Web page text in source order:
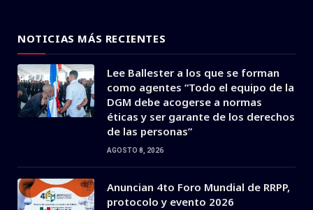
NOTICIAS MÁS RECIENTES
Lee Ballester a los que se forman
como agentes “Todo el equipo de la
DGM debe acogerse a normas
éticas y ser garante de los derechos
de las personas”
AGOSTO 8, 2026
Anuncian 4to Foro Mundial de RRPP,
protocolo y evento 2026